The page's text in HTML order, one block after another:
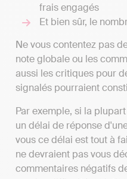
frais engagés
Et bien sûr, le
Ne vous contentez pas
note globale ou les
aussi les critiques pour
signalés pourraient
Par exemple, si la
un délai de réponse
vous ce délai est tout à
ne devraient pas vous
commentaires négatifs